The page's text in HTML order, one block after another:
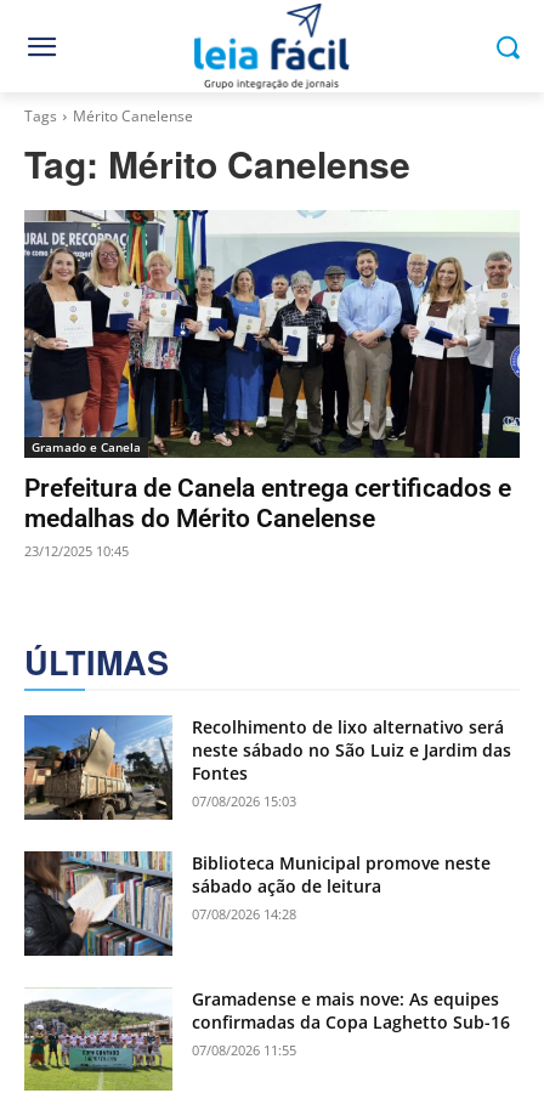
Tags Mérito Canelense
Tag: Mérito Canelense
Gramado e Canela
Prefeitura de Canela entrega certificados e
medalhas do Mérito Canelense
23/12/2025 10:45
ÚLTIMAS
Recolhimento de lixo alternativo será
neste sábado no São Luiz e Jardim das
Fontes
07/08/2026 15:03
Biblioteca Municipal promove neste
sábado ação de leitura
07/08/2026 14:28
Gramadense e mais nove: As equipes
confirmadas da Copa Laghetto Sub-16
07/08/2026 11:55